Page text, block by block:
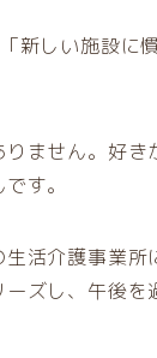
新しい施設に
ません。好き
す。
活介護事業
ズし、午後